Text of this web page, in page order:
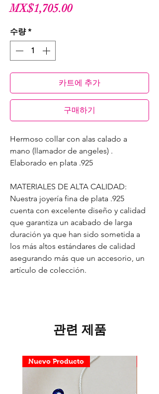
MX$1,705.00가
수량 *
카트에 추가
구매하기
Hermoso collar con alas calado a
mano (llamador de angeles) .
Elaborado en plata .925
MATERIALES DE ALTA CALIDAD:
Nuestra joyería fina de plata .925
cuenta con excelente diseño y calidad
que garantiza un acabado de larga
duración ya que han sido sometida a
los más altos estándares de calidad
asegurando más que un accesorio, un
artículo de colección.
관련 제품
Nuevo Producto